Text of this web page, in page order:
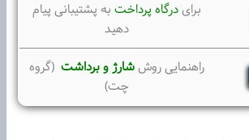
برایدرگاه پرداختبه پشتیبانی پیام
دهید
راهنمایی روششارژ و برداشت (گروه
چت)